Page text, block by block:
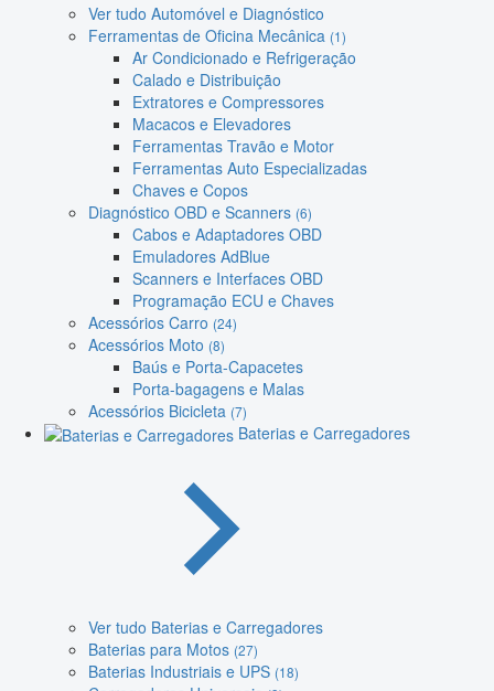
Ver tudo Automóvel e Diagnóstico
Ferramentas de Oficina Mecânica (1)
Ar Condicionado e Refrigeração
Calado e Distribuição
Extratores e Compressores
Macacos e Elevadores
Ferramentas Travão e Motor
Ferramentas Auto Especializadas
Chaves e Copos
Diagnóstico OBD e Scanners (6)
Cabos e Adaptadores OBD
Emuladores AdBlue
Scanners e Interfaces OBD
Programação ECU e Chaves
Acessórios Carro (24)
Acessórios Moto (8)
Baús e Porta-Capacetes
Porta-bagagens e Malas
Acessórios Bicicleta (7)
Baterias e Carregadores
Ver tudo Baterias e Carregadores
Baterias para Motos (27)
Baterias Industriais e UPS (18)